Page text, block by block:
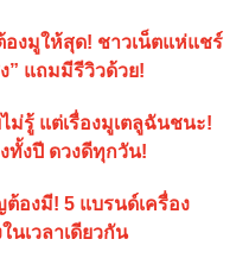
งมูให้สุด! ชาวเน็ตแห่แชร์
” แถมมีรีวิวด้วย!
ม่รู้ แต่เรื่องมูเตลูฉันชนะ!
ทั้งปี ดวงดีทุกวัน!
องมี! 5 แบรนด์เครื่อง
นเวลาเดียวกัน